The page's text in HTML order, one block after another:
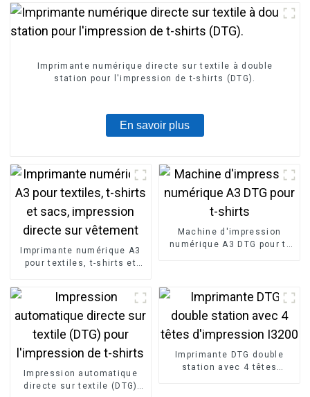
Imprimante numérique directe sur textile à double
station pour l'impression de t-shirts (DTG).
En savoir plus
Imprimante numérique A3
pour textiles, t-shirts et
Machine d'impression
numérique A3 DTG pour t-
Impression automatique
directe sur textile (DTG)
Imprimante DTG double
station avec 4 têtes